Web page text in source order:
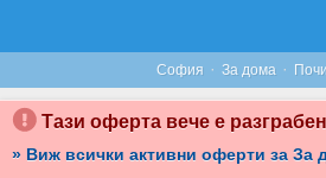
София · За дома ·
Тази оферта вече е
» Виж всички активни оферти за За